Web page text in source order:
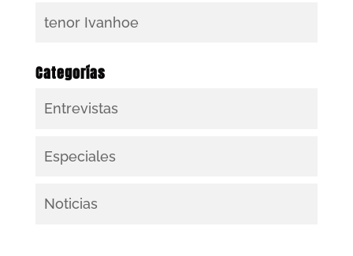
tenor Ivanhoe
Categorías
Entrevistas
Especiales
Noticias